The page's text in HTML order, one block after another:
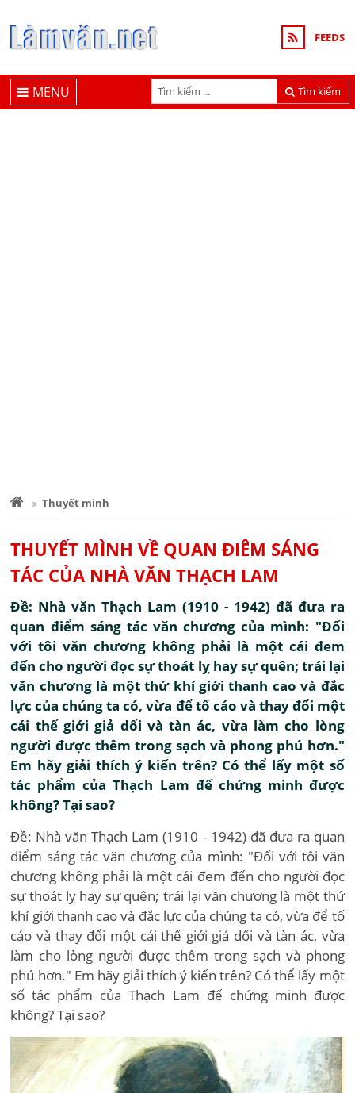
FEEDS
Tìm kiếm
MENU
Thuyết minh
THUYẾT MÌNH VỀ QUAN ĐIÊM SÁNG
TÁC CỦA NHÀ VĂN THẠCH LAM
Đề: Nhà văn Thạch Lam (1910 - 1942) đã đưa ra
quan điểm sáng tác văn chương của mình: "Đối
với tôi văn chương không phải là một cái đem
đến cho người đọc sự thoát lỵ hay sự quên; trái lại
văn chương là một thứ khí giới thanh cao và đắc
lực của chúng ta có, vừa để tố cáo và thay đổi một
cái thế giới giả dối và tàn ác, vừa làm cho lòng
người được thêm trong sạch và phong phú hơn."
Em hãy giải thích ý kiến trên? Có thể lấy một số
tác phẩm của Thạch Lam đế chứng minh được
không? Tại sao?
Đề: Nhà văn Thạch Lam (1910 - 1942) đã đưa ra quan
điểm sáng tác văn chương của mình: "Đối với tôi văn
chương không phải là một cái đem đến cho người đọc
sự thoát lỵ hay sự quên; trái lại văn chương là một thứ
khí giới thanh cao và đắc lực của chúng ta có, vừa để tố
cáo và thay đổi một cái thế giới giả dối và tàn ác, vừa
làm cho lòng người được thêm trong sạch và phong
phú hơn." Em hãy giải thích ý kiến trên? Có thể lấy một
số tác phẩm của Thạch Lam đế chứng minh được
không? Tại sao?